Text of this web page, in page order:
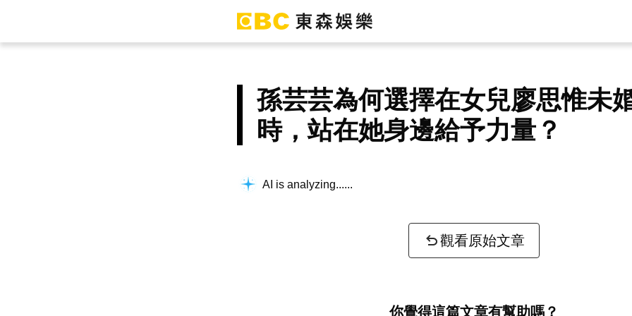
孫芸芸為何選擇在女兒廖思惟未
時，站在她身邊給予力量？
AI is analyzing...
觀看原始文章
你覺得這篇文章有幫助嗎？